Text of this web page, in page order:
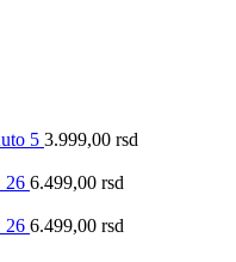
5 3.999,00 rsd
26 6.499,00 rsd
26 6.499,00 rsd